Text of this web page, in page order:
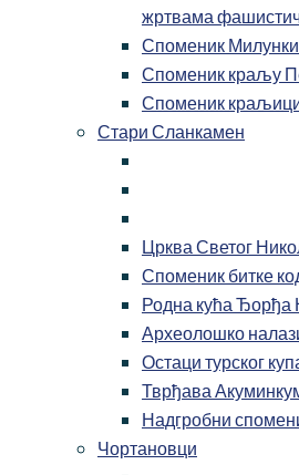
жртвама
Споменик
Споменик краљу
Споменик
Стари Сланкамен
Црква Светог
Споменик битке
Родна кућа
Археолошко
Остаци турског
Тврђава
Надгробни
Чортановци